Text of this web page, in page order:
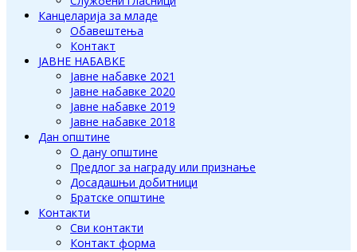
Канцеларија за младе
Обавештења
Контакт
ЈАВНЕ НАБАВКЕ
Јавне набавке 2021
Јавне набавке 2020
Јавне набавке 2019
Јавне набавке 2018
Дан општине
О дану општине
Предлог за награду или признање
Досадашњи добитници
Братске општине
Контакти
Сви контакти
Контакт форма